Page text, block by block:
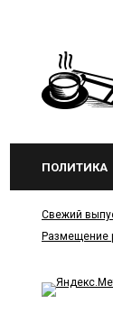
ПОЛИТИКА
Свежий
Размещение